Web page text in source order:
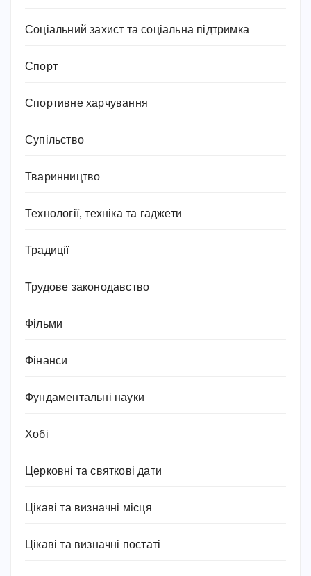
Соціальний захист та соціальна підтримка
Спорт
Спортивне харчування
Супільство
Тваринництво
Технології, техніка та гаджети
Традиції
Трудове законодавство
Фільми
Фінанси
Фундаментальні науки
Хобі
Церковні та святкові дати
Цікаві та визначні місця
Цікаві та визначні постаті